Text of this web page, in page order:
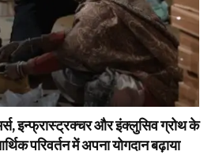
इन्फ्रास्ट्रक्चर और इंक्लुसिव ग्रोथ के
परिवर्तन में अपना योगदान बढ़ाया